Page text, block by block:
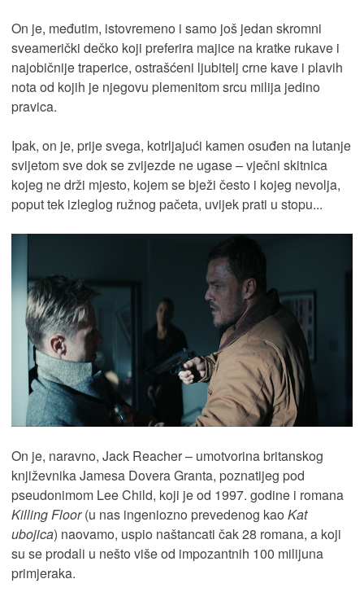
On je, međutim, istovremeno i samo još jedan skromni
sveamerički dečko koji preferira majice na kratke rukave i
najobičnije traperice, ostrašćeni ljubitelj crne kave i plavih
nota od kojih je njegovu plemenitom srcu milija jedino
pravica.
Ipak, on je, prije svega, kotrljajući kamen osuđen na lutanje
svijetom sve dok se zvijezde ne ugase – vječni skitnica
kojeg ne drži mjesto, kojem se bježi često i kojeg nevolja,
poput tek izleglog ružnog pačeta, uvijek prati u stopu...
On je, naravno, Jack Reacher – umotvorina britanskog
književnika Jamesa Dovera Granta, poznatijeg pod
pseudonimom Lee Child, koji je od 1997. godine i romana
Killing Floor(u nas ingeniozno prevedenog kao Kat
ubojica) naovamo, uspio naštancati čak 28 romana, a koji
su se prodali u nešto više od impozantnih 100 milijuna
primjeraka.